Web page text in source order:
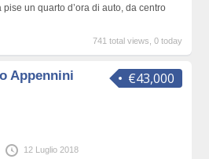
un quarto d’ora di auto, da centro
741 total views, 0 today
€43,000
Appennini
12 Luglio 2018